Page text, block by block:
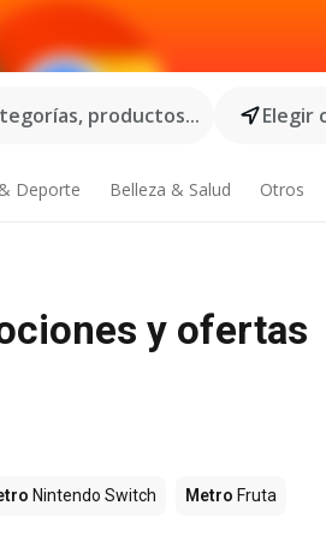
productos...
Elegir
Deporte Belleza & Salud Otros
y ofertas
Nintendo Switch Metro Fruta